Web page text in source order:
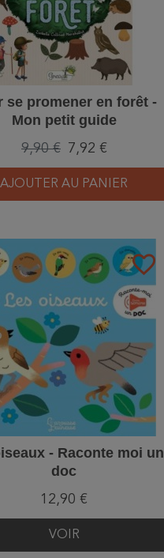
se promener en forêt -
Mon petit guide
9,90 € 7,92 €
AJOUTER AU PANIER
favorite_border
- Raconte moi un
doc
12,90 €
VOIR